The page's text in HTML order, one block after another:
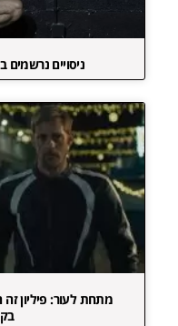
ניסויים
מתחת לעור: פיליון